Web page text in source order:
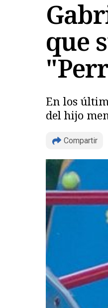
que
En los
del hijo
Compartir